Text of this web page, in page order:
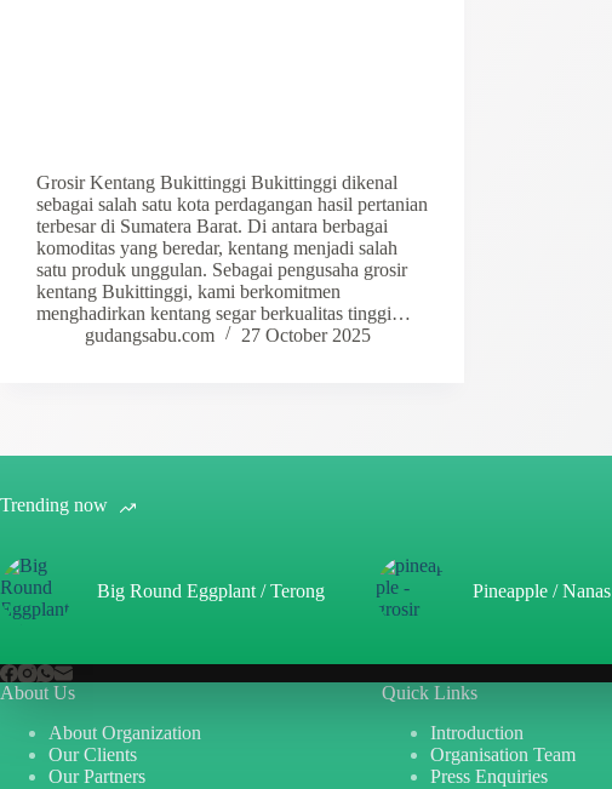
Grosir Kentang Bukittinggi Bukittinggi dikenal
sebagai salah satu kota perdagangan hasil pertanian
terbesar di Sumatera Barat. Di antara berbagai
komoditas yang beredar, kentang menjadi salah
satu produk unggulan. Sebagai pengusaha grosir
kentang Bukittinggi, kami berkomitmen
menghadirkan kentang segar berkualitas tinggi…
gudangsabu.com
27 October 2025
Trending now
Big Round Eggplant / Terong Pineapple / Nanas
About Us
About Organization
Our Clients
Our Partners
Quick Links
Introduction
Organisation Team
Press Enquiries